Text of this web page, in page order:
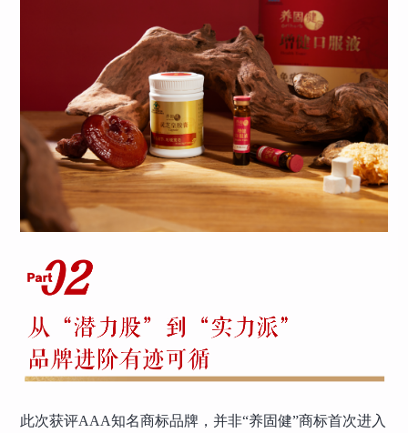
此次获评AAA知名商标品牌，并非“养固健”商标首次进入